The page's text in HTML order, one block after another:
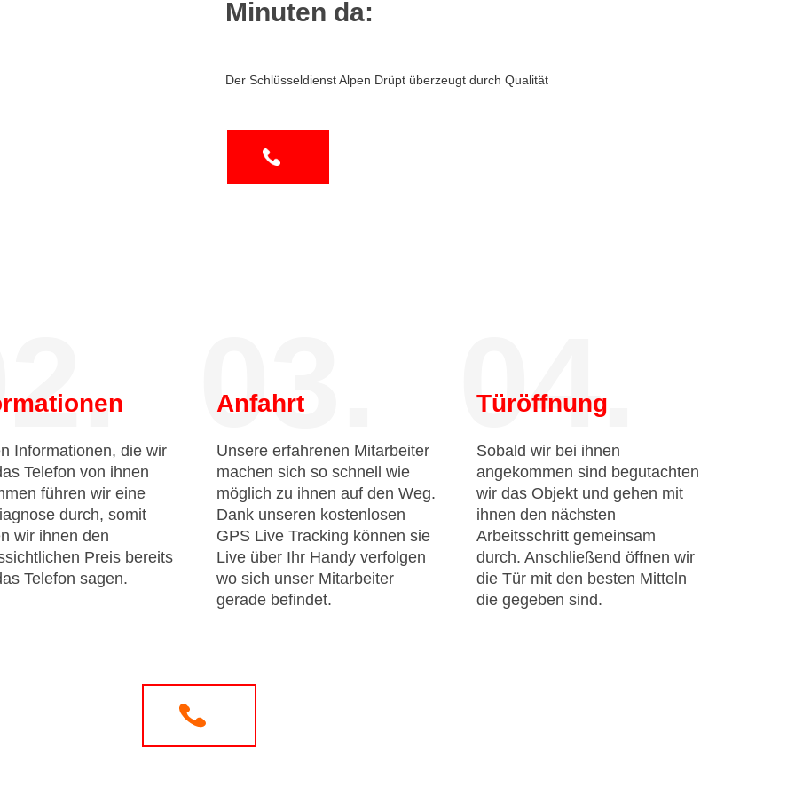
Minuten da:
Der Schlüsseldienst Alpen Drüpt überzeugt durch Qualität
Informationen, die wir
Telefon von ihnen
führen wir eine
durch, somit
wir ihnen den
Preis bereits
Telefon sagen.
03.
Anfahrt
Unsere erfahrenen Mitarbeiter
machen sich so schnell wie
möglich zu ihnen auf den Weg.
Dank unseren kostenlosen
GPS Live Tracking können sie
Live über Ihr Handy verfolgen
wo sich unser Mitarbeiter
gerade befindet.
04.
Türöffnung
Sobald wir bei ihnen
angekommen sind begutachten
wir das Objekt und gehen mit
ihnen den nächsten
Arbeitsschritt gemeinsam
durch. Anschließend öffnen wir
die Tür mit den besten Mitteln
die gegeben sind.